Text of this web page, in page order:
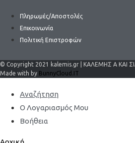
Πληρωμές/Αποστολές
Επικοινωνία
Πολιτική Επιστροφών
© Copyright 2021 kalemis.gr | ΚΑΛΕΜΗΣ Α ΚΑΙ
Made with by BunnyCloud.IT
Αναζήτηση
Ο Λογαριασμός Μου
Βοήθεια